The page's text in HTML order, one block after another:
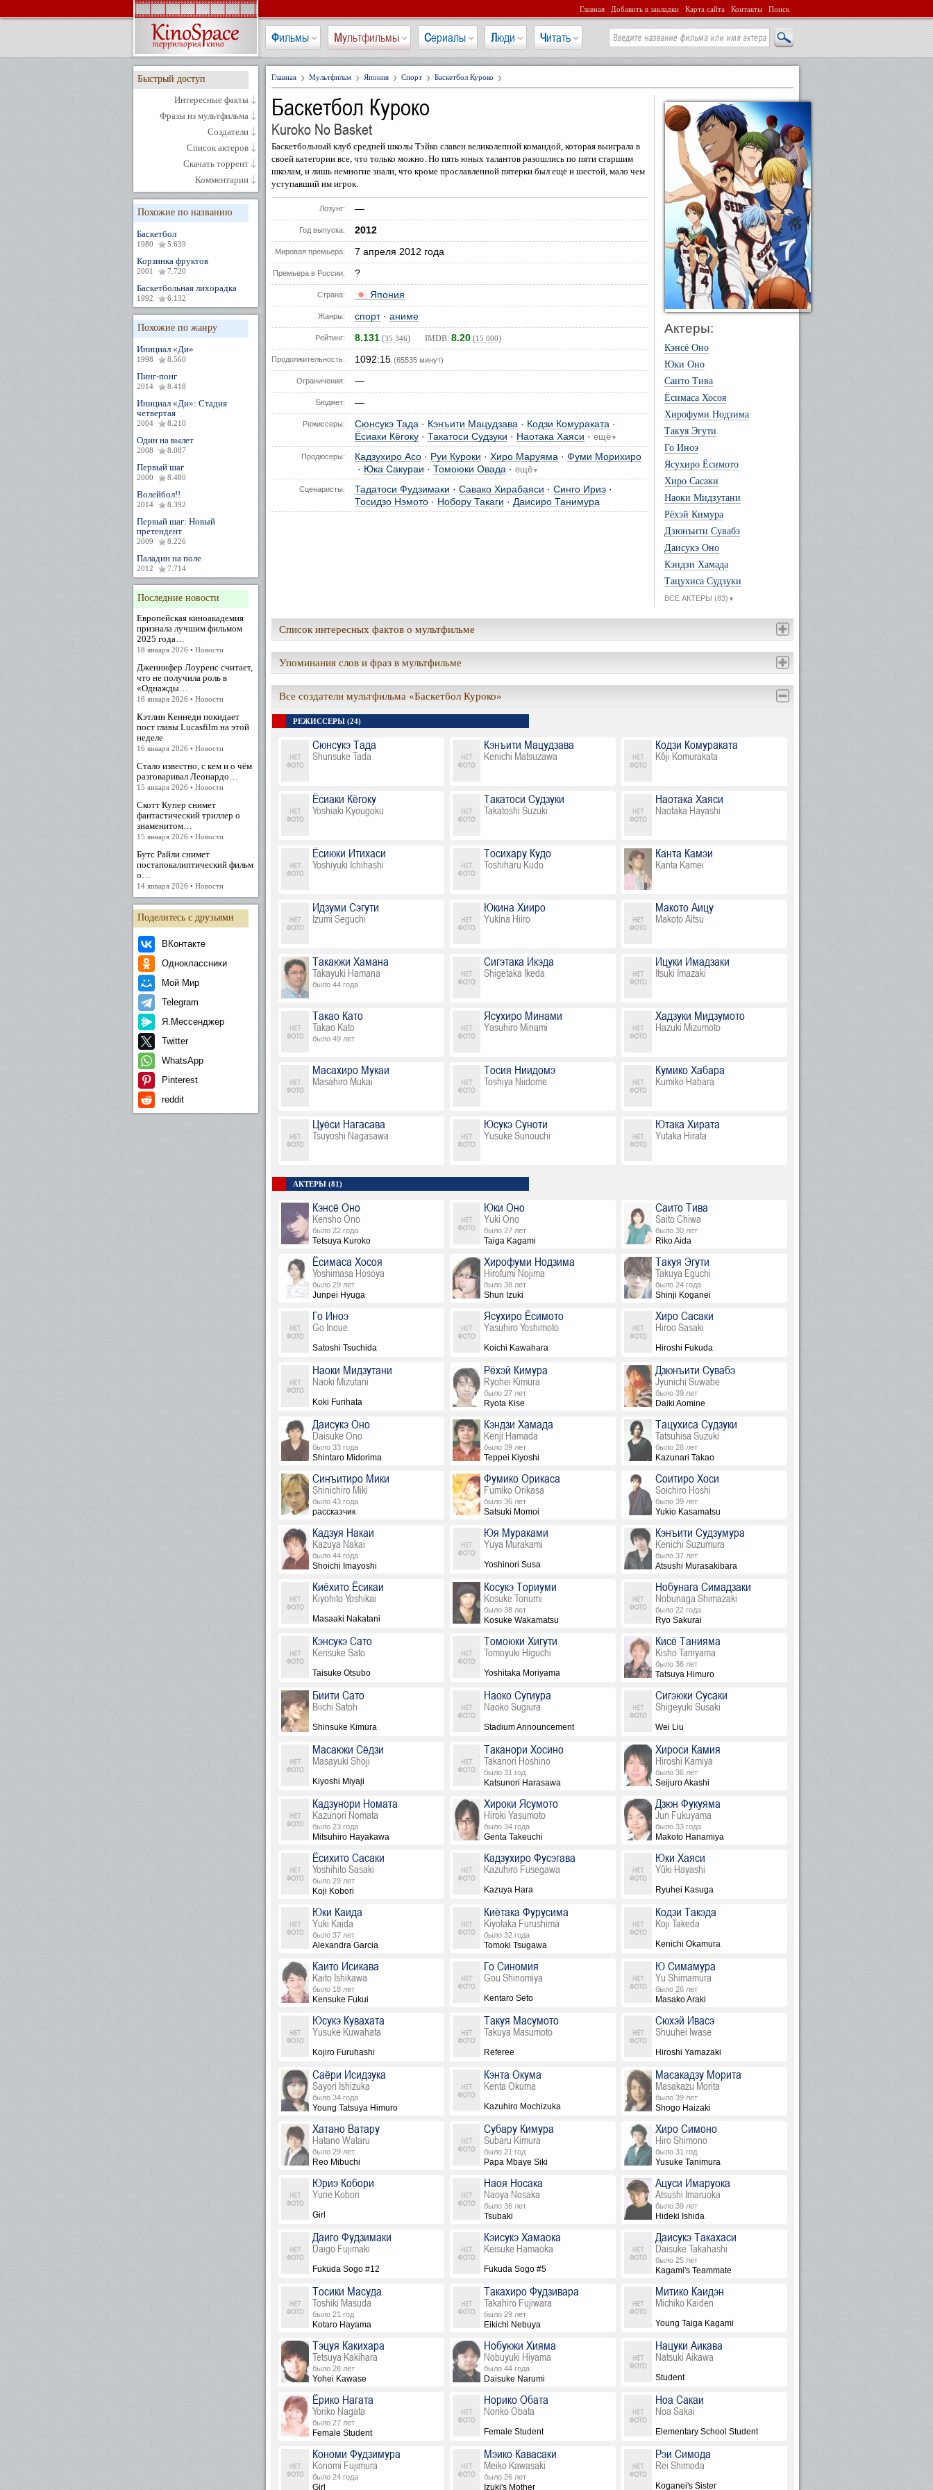
Главная Добавить в закладки Карта сайта Контакты Поиск
Фильмы Мультфильмы Сериалы Люди Читать
Быстрый доступ
Интересные факты
Фразы из мультфильма
Создатели
Список актеров
Скачать торрент
Комментарии
Похожие по названию
Баскетбол
1980 5.639
Корзинка фруктов
2001 7.720
Баскетбольная лихорадка
1992 6.132
Похожие по жанру
Инициал «Ди»
1998 8.560
Пинг-понг
2014 8.418
Инициал «Ди»: Стадия
четвертая
2004 8.210
Один на вылет
2008 8.087
Первый шаг
2000 8.480
Волейбол!!
2014 8.392
Первый шаг: Новый
претендент
2009 8.226
Паладин на поле
2012 7.714
Последние новости
Европейская киноакадемия
признала лучшим фильмом
2025 года…
18 января 2026 • Новости
Дженнифер Лоуренс считает,
что не получила роль в
«Однажды…
16 января 2026 • Новости
Кэтлин Кеннеди покидает
пост главы Lucasfilm на этой
неделе
16 января 2026 • Новости
Стало известно, с кем и о чём
разговаривал Леонардо…
15 января 2026 • Новости
Скотт Купер снимет
фантастический триллер о
знаменитом…
15 января 2026 • Новости
Бутс Райли снимет
постапокалиптический фильм
о…
14 января 2026 • Новости
Поделитесь с друзьями
ВКонтакте
Одноклассники
Мой Мир
Telegram
Я.Мессенджер
Twitter
WhatsApp
Pinterest
reddit
Главная Мультфильм Япония Спорт Баскетбол Куроко
Баскетбол Куроко
Kuroko No Basket
Баскетбольный клуб средней школы Тэйко славен великолепной командой, которая выиграла в
своей категории все, что только можно. Но пять юных талантов разошлись по пяти старшим
школам, и лишь немногие знали, что кроме прославленной пятерки был ещё и шестой, мало чем
уступавший им игрок.
Лозунг: —
Год выпуска: 2012
Мировая премьера: 7 апреля 2012 года
Премьера в России: ?
Страна: Япония
Жанры: спорт· аниме
Рейтинг: 8.131 (35 346) IMDB: 8.20 (15 000)
Продолжительность: 1092:15 (65535 минут)
Ограничения: —
Бюджет: —
Режиссеры: Сюнсукэ Тада · Кэнъити Мацудзава · Кодзи Комураката ·
Ёсиаки Кёгоку · Такатоси Судзуки · Наотака Хаяси · ещё ▼
Продюсеры: Кадзухиро Асо · Руи Куроки · Хиро Маруяма · Фуми Морихиро
· Юка Сакураи · Томоюки Овада · ещё ▼
Сценаристы: Тадатоси Фудзимаки · Савако Хирабаяси · Синго Ириэ ·
Тосидзо Нэмото · Нобору Такаги · Даисиро Танимура
Актеры:
Кэнсё Оно
Юки Оно
Саито Тива
Ёсимаса Хосоя
Хирофуми Нодзима
Такуя Эгути
Го Иноэ
Ясухиро Ёсимото
Хиро Сасаки
Наоки Мидзутани
Рёхэй Кимура
Дзюнъити Сувабэ
Даисукэ Оно
Кэндзи Хамада
Тацухиса Судзуки
ВСЕ АКТЕРЫ (83) ▼
Список интересных фактов о мультфильме
Упоминания слов и фраз в мультфильме
Все создатели мультфильма «Баскетбол Куроко»
РЕЖИССЕРЫ (24)
Сюнсукэ Тада
Shunsuke Tada
Кэнъити Мацудзава
Kenichi Matsuzawa
Кодзи Комураката
Kôji Komurakata
Ёсиаки Кёгоку
Yoshiaki Kyougoku
Такатоси Судзуки
Takatoshi Suzuki
Наотака Хаяси
Naotaka Hayashi
Ёсиюки Итихаси
Yoshiyuki Ichihashi
Тосихару Кудо
Toshiharu Kudo
Канта Камэи
Kanta Kamei
Идзуми Сэгути
Izumi Seguchi
Юкина Хииро
Yukina Hiiro
Макото Аицу
Makoto Aitsu
Такаюки Хамана
Takayuki Hamana
было 44 года
Сигэтака Икэда
Shigetaka Ikeda
Ицуки Имадзаки
Itsuki Imazaki
Такао Като
Takao Kato
было 49 лет
Ясухиро Минами
Yasuhiro Minami
Хадзуки Мидзумото
Hazuki Mizumoto
Масахиро Мукаи
Masahiro Mukai
Тосия Ниидомэ
Toshiya Niidome
Кумико Хабара
Kumiko Habara
Цуёси Нагасава
Tsuyoshi Nagasawa
Юсукэ Суноти
Yusuke Sunouchi
Ютака Хирата
Yutaka Hirata
АКТЕРЫ (81)
Кэнсё Оно
Kensho Ono
было 22 года
Tetsuya Kuroko
Юки Оно
Yuki Ono
было 27 лет
Taiga Kagami
Саито Тива
Saito Chiwa
было 30 лет
Riko Aida
Ёсимаса Хосоя
Yoshimasa Hosoya
было 29 лет
Junpei Hyuga
Хирофуми Нодзима
Hirofumi Nojima
было 38 лет
Shun Izuki
Такуя Эгути
Takuya Eguchi
было 24 года
Shinji Koganei
Го Иноэ
Go Inoue
Satoshi Tsuchida
Ясухиро Ёсимото
Yasuhiro Yoshimoto
Koichi Kawahara
Хиро Сасаки
Hiroo Sasaki
Hiroshi Fukuda
Наоки Мидзутани
Naoki Mizutani
Koki Furihata
Рёхэй Кимура
Ryohei Kimura
было 27 лет
Ryota Kise
Дзюнъити Сувабэ
Jyunichi Suwabe
было 39 лет
Daiki Aomine
Даисукэ Оно
Daisuke Ono
было 33 года
Shintaro Midorima
Кэндзи Хамада
Kenji Hamada
было 39 лет
Teppei Kiyoshi
Тацухиса Судзуки
Tatsuhisa Suzuki
было 28 лет
Kazunari Takao
Синъитиро Мики
Shinichiro Miki
было 43 года
рассказчик
Фумико Орикаса
Fumiko Orikasa
было 36 лет
Satsuki Momoi
Соитиро Хоси
Soichiro Hoshi
было 39 лет
Yukio Kasamatsu
Кадзуя Накаи
Kazuya Nakai
было 44 года
Shoichi Imayoshi
Юя Мураками
Yuya Murakami
Yoshinori Susa
Кэнъити Судзумура
Kenichi Suzumura
было 37 лет
Atsushi Murasakibara
Киёхито Ёсикаи
Kiyohito Yoshikai
Masaaki Nakatani
Косукэ Ториуми
Kosuke Toriumi
было 38 лет
Kosuke Wakamatsu
Нобунага Симадзаки
Nobunaga Shimazaki
было 22 года
Ryo Sakurai
Кэнсукэ Сато
Kensuke Sato
Taisuke Otsubo
Томоюки Хигути
Tomoyuki Higuchi
Yoshitaka Moriyama
Кисё Танияма
Kisho Taniyama
было 36 лет
Tatsuya Himuro
Биити Сато
Biichi Satoh
Shinsuke Kimura
Наоко Сугиура
Naoko Sugiura
Stadium Announcement
Сигэюки Сусаки
Shigeyuki Susaki
Wei Liu
Масаюки Сёдзи
Masayuki Shoji
Kiyoshi Miyaji
Таканори Хосино
Takanori Hoshino
было 31 год
Katsunori Harasawa
Хироси Камия
Hiroshi Kamiya
было 36 лет
Seijuro Akashi
Кадзунори Номата
Kazunori Nomata
было 23 года
Mitsuhiro Hayakawa
Хироки Ясумото
Hiroki Yasumoto
было 34 года
Genta Takeuchi
Дзюн Фукуяма
Jun Fukuyama
было 33 года
Makoto Hanamiya
Ёсихито Сасаки
Yoshihito Sasaki
было 29 лет
Koji Kobori
Кадзухиро Фусэгава
Kazuhiro Fusegawa
Kazuya Hara
Юки Хаяси
Yûki Hayashi
Ryuhei Kasuga
Юки Каида
Yuki Kaida
было 37 лет
Alexandra Garcia
Киётака Фурусима
Kiyotaka Furushima
было 32 года
Tomoki Tsugawa
Кодзи Такэда
Koji Takeda
Kenichi Okamura
Каито Исикава
Kaito Ishikawa
было 18 лет
Kensuke Fukui
Го Синомия
Gou Shinomiya
Kentaro Seto
Ю Симамура
Yu Shimamura
было 26 лет
Masako Araki
Юсукэ Кувахата
Yusuke Kuwahata
Kojiro Furuhashi
Такуя Масумото
Takuya Masumoto
Referee
Сюхэй Ивасэ
Shuuhei Iwase
Hiroshi Yamazaki
Саёри Исидзука
Sayori Ishizuka
было 34 года
Young Tatsuya Himuro
Кэнта Окума
Kenta Okuma
Kazuhiro Mochizuka
Масакадзу Морита
Masakazu Morita
было 39 лет
Shogo Haizaki
Хатано Ватару
Hatano Wataru
было 29 лет
Reo Mibuchi
Субару Кимура
Subaru Kimura
было 21 год
Papa Mbaye Siki
Хиро Симоно
Hiro Shimono
было 31 год
Yusuke Tanimura
Юриэ Кобори
Yurie Kobori
Girl
Наоя Носака
Naoya Nosaka
было 36 лет
Tsubaki
Ацуси Имаруока
Atsushi Imaruoka
было 39 лет
Hideki Ishida
Даиго Фудзимаки
Daigo Fujimaki
Fukuda Sogo #12
Кэисукэ Хамаока
Keisuke Hamaoka
Fukuda Sogo #5
Даисукэ Такахаси
Daisuke Takahashi
было 25 лет
Kagami's Teammate
Тосики Масуда
Toshiki Masuda
было 21 год
Kotaro Hayama
Такахиро Фудзивара
Takahiro Fujiwara
было 29 лет
Eikichi Nebuya
Митико Каидэн
Michiko Kaiden
Young Taiga Kagami
Тэцуя Какихара
Tetsuya Kakihara
было 28 лет
Yohei Kawase
Нобуюки Хияма
Nobuyuki Hiyama
было 44 года
Daisuke Narumi
Нацуки Аикава
Natsuki Aikawa
Student
Ёрико Нагата
Yoriko Nagata
было 27 лет
Female Student
Норико Обата
Noriko Obata
Female Student
Ноа Сакаи
Noa Sakai
Elementary School Student
Кономи Фудзимура
Konomi Fujimura
было 24 года
Girl
Мэико Кавасаки
Meiko Kawasaki
было 26 лет
Izuki's Mother
Рэи Симода
Rei Shimoda
Koganei's Sister